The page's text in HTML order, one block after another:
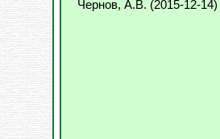
Чернов, А.В. (2015-12-14)